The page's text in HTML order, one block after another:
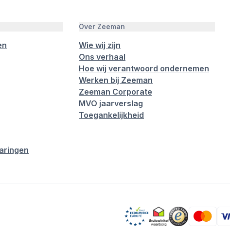
Over Zeeman
Wie wij zijn
Ons verhaal
Hoe wij verantwoord ondernemen
Werken bij Zeeman
Zeeman Corporate
MVO jaarverslag
Toegankelijkheid